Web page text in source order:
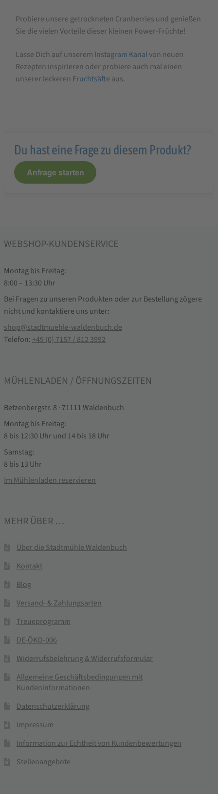
Probiere unsere getrockneten Cranberries und genießen
Sie die vielen Vorteile dieser kleinen Power-Früchte!
Lasse Dich auf unserem Instagram Kanal von neuen
Rezepten inspirieren oder probiere auch mal einen
unserer leckeren Fruchtsäfte aus.
Du hast eine Frage zu diesem Produkt?
Anfrage starten
WEBSHOP-KUNDENSERVICE
Montag bis Freitag:
8:00 – 13:30 Uhr
Bei Fragen zu unseren Produkten oder zur Bestellung zögere
nicht und kontaktiere uns unter:
shop@stadtmuehle-waldenbuch.de
Telefon:+49 (0) 7157 / 812 3992
MÜHLENLADEN / ÖFFNUNGSZEITEN
Betzenbergstr. 8 · 71111 Waldenbuch
Montag bis Freitag:
8 bis 12:30 Uhr und 14 bis 18 Uhr
Samstag:
8 bis 13 Uhr
Im Mühlenladen reservieren
MEHR ÜBER …
Über die Stadtmühle Waldenbuch
Kontakt
Blog
Versand- & Zahlungsarten
Treueprogramm
DE-ÖKO-006
Widerrufsbelehrung & Widerrufsformular
Allgemeine Geschäftsbedingungen mit
Kundeninformationen
Datenschutzerklärung
Impressum
Information zur Echtheit von Kundenbewertungen
Stellenangebote